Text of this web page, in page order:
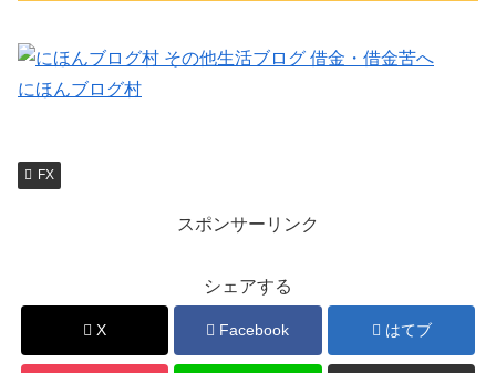
にほんブログ村
FX
スポンサーリンク
シェアする
X Facebook はてブ